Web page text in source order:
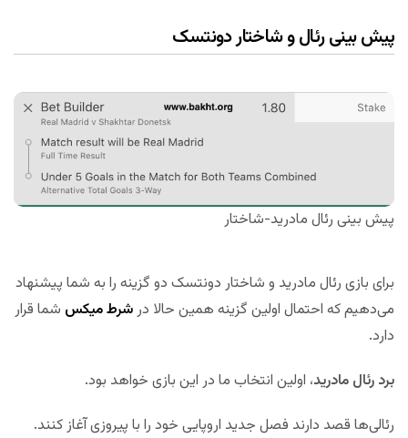
پیش بینی رئال و شاختار دونتسک
پیش بینی رئال مادرید-شاختار
برای بازی رئال مادرید و شاختار دونتسک دو گزینه را به شما پیشنهاد
می‌دهیم که احتمال اولین گزینه همین حالا در شرط میکس شما قرار
دارد.
برد رئال مادرید، اولین انتخاب ما در این بازی خواهد بود.
رئالی‌ها قصد دارند فصل جدید اروپایی خود را با پیروزی آغاز کنند.